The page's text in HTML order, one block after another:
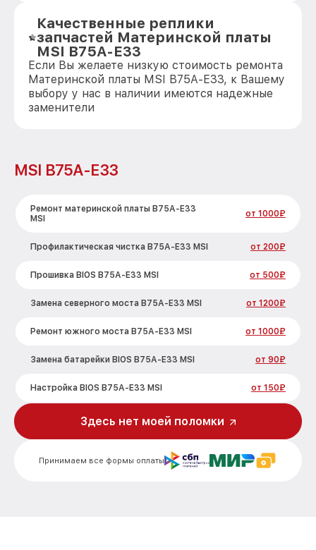
Качественные реплики
запчастей Материнской платы
MSI B75A-E33
Если Вы желаете низкую стоимость ремонта
Материнской платы MSI B75A-E33, к Вашему
выбору у нас в наличии имеются надежные
заменители
MSI B75A-E33
Ремонт материнской платы B75A-E33
MSI
от 1000₽
Профилактическая чистка B75A-E33 MSI от 200₽
Прошивка BIOS B75A-E33 MSI от 500₽
Замена северного моста B75A-E33 MSI от 1200₽
Ремонт южного моста B75A-E33 MSI от 1000₽
Замена батарейки BIOS B75A-E33 MSI от 90₽
Настройка BIOS B75A-E33 MSI от 150₽
Принимаем все формы оплаты
Здесь нет моей поломки